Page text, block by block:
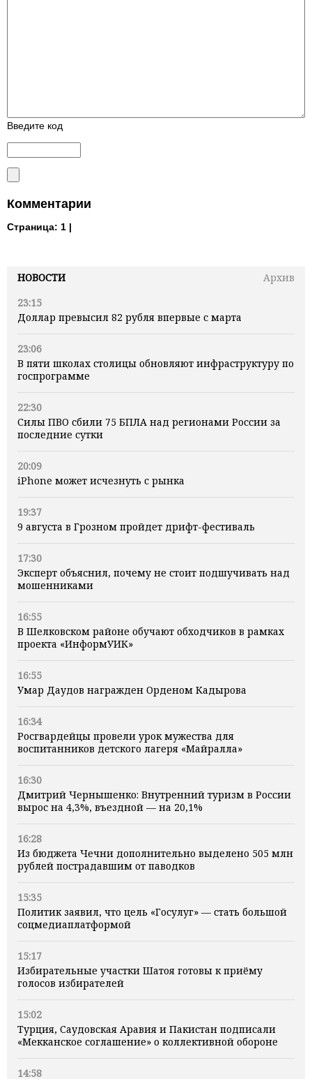
НОВОСТИ
Архив
23:15
Доллар превысил 82 рубля впервые с марта
23:06
В пяти школах столицы обновляют инфраструктуру по
госпрограмме
22:30
Силы ПВО сбили 75 БПЛА над регионами России за
последние сутки
20:09
iPhone может исчезнуть с рынка
19:37
9 августа в Грозном пройдет дрифт-фестиваль
17:30
Эксперт объяснил, почему не стоит подшучивать над
мошенниками
16:55
В Шелковском районе обучают обходчиков в рамках
проекта «ИнформУИК»
16:55
Умар Даудов награжден Орденом Кадырова
16:34
Росгвардейцы провели урок мужества для
воспитанников детского лагеря «Майралла»
16:30
Дмитрий Чернышенко: Внутренний туризм в России
вырос на 4,3%, въездной — на 20,1%
16:28
Из бюджета Чечни дополнительно выделено 505 млн
рублей пострадавшим от паводков
15:35
Политик заявил, что цель «Госулуг» — стать большой
соцмедиаплатформой
15:17
Избирательные участки Шатоя готовы к приёму
голосов избирателей
15:02
Турция, Саудовская Аравия и Пакистан подписали
«Мекканское соглашение» о коллективной обороне
14:58
Введите код
Комментарии
Страница: 1 |